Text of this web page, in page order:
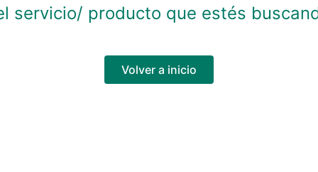
servicio/ producto que estés
Volver a inicio